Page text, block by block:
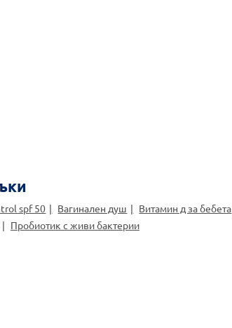
spf 50 Вагинален душ Витамин д за бебета
Пробиотик с живи бактерии